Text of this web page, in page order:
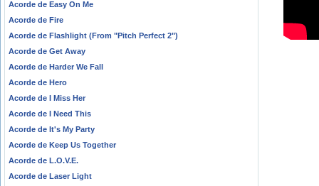
Acorde de Easy On Me
Acorde de Fire
Acorde de Flashlight (From "Pitch Perfect 2")
Acorde de Get Away
Acorde de Harder We Fall
Acorde de Hero
Acorde de I Miss Her
Acorde de I Need This
Acorde de It's My Party
Acorde de Keep Us Together
Acorde de L.O.V.E.
Acorde de Laser Light